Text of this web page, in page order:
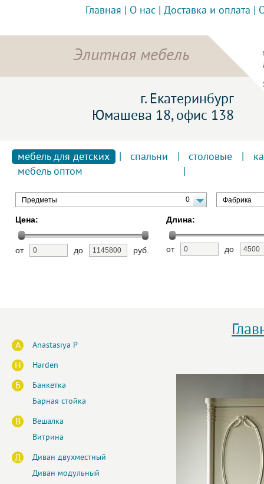
Главная О нас Доставка и оплата
Элитная мебель
г. Екатеринбург
Юмашева 18, офис 138
мебель для детских спальни столовые
мебель оптом
Предметы 0 Фабрика
Цена:
от до руб.
Длина:
от до
A Anastasiya P
H Harden
Б
Банкетка
Барная стойка
В
Вешалка
Витрина
Д
Диван двухместный
Диван модульный